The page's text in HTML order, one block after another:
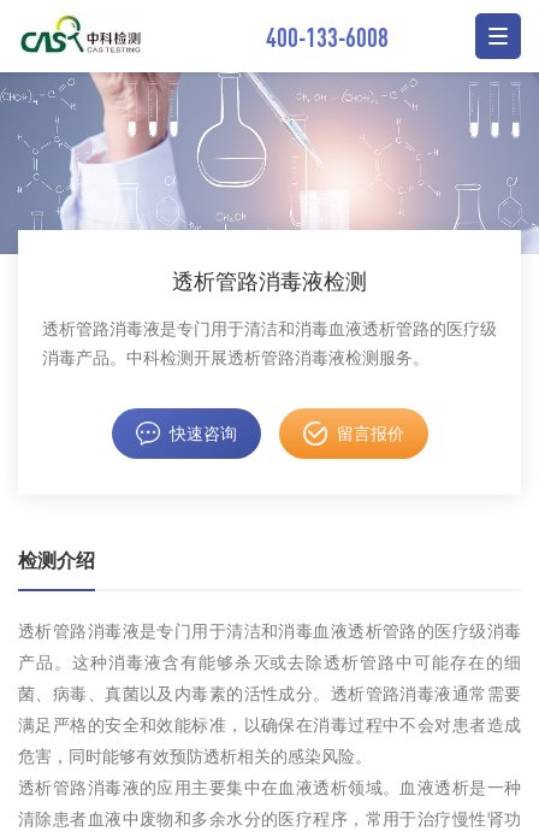
400-133-6008
透析管路消毒液检测
透析管路消毒液是专门用于清洁和消毒血液透析管路的医疗级
消毒产品。中科检测开展透析管路消毒液检测服务。
快速咨询 留言报价
检测介绍
透析管路消毒液是专门用于清洁和消毒血液透析管路的医疗级消毒
产品。这种消毒液含有能够杀灭或去除透析管路中可能存在的细
菌、病毒、真菌以及内毒素的活性成分。透析管路消毒液通常需要
满足严格的安全和效能标准，以确保在消毒过程中不会对患者造成
危害，同时能够有效预防透析相关的感染风险。
透析管路消毒液的应用主要集中在血液透析领域。血液透析是一种
清除患者血液中废物和多余水分的医疗程序，常用于治疗慢性肾功